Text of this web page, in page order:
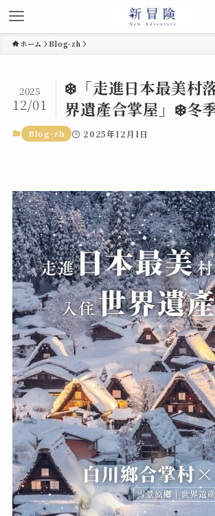
ホーム Blog-zh
❄️「走進日本最美村
界遺產合掌屋」❄️冬
2025
12/01
Blog-zh 2025年12月1日